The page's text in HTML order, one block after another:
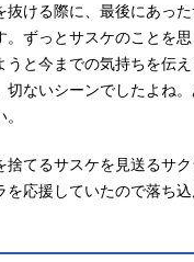
抜ける際に、最後にあっ
。ずっとサスケのことを
うと今までの気持ちを伝
切ないシーンでしたよね
捨てるサスケを見送るサ
を応援していたので落ち